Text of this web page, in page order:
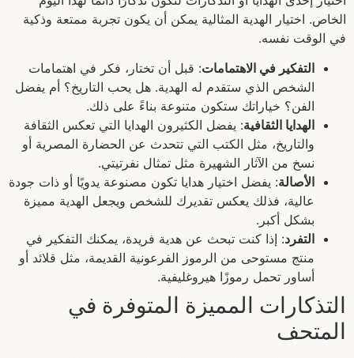
الخاص. اختيار الهدية المثالية يمكن أن يكون تجربة ممتعة وذكية
في الوقت نفسه.
التفكير في الاهتمامات: قبل أن تختار، فكر في اهتمامات
الشخص الذي ستقدم له الهدية. هل يحب التاريخ؟ أم يفضل
الفن؟ خياراتك ستكون متنوعة بناءً على ذلك.
الهدايا الثقافية: يفضل الكثيرون الهدايا التي تعكس الثقافة
والتاريخ، مثل الكتب التي تتحدث عن الحضارة المصرية أو
نسخ من الآثار الشهيرة مثل تمثال نفرتيتي.
الأصالة: يفضل اختيار هدايا تكون مصنوعة يدويًا أو ذات جودة
عالية، فذلك يعكس تقديرك للشخص ويجعل الهدية مميزة
بشكل أكبر.
التفرد: إذا كنت تبحث عن هدية فريدة، يمكنك التفكير في
منتج مستوحى من الرموز الفرعونية القديمة، مثل قلائد أو
أساور تحمل رموزًا هيروغليفية.
التذكارات المميزة المتوفرة في
المتحف